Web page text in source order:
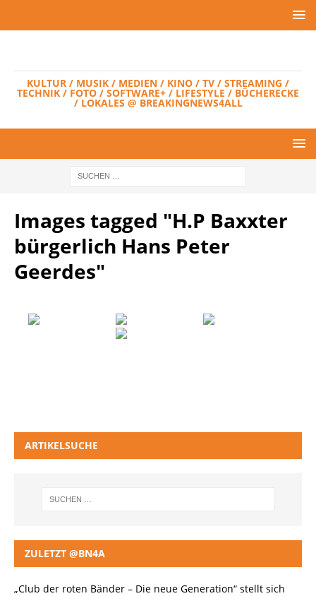
KULTUR / MUSIK / MEDIEN / KINO / TV / STREAMING /
TECHNIK / FOTO / SOFTWARE+ / LIFESTYLE / BÜCHERECKE
/ LOKALES @ BREAKINGNEWS4ALL
Images tagged "H.P Baxxter
bürgerlich Hans Peter
Geerdes"
ARTIKELSUCHE
ZULETZT @BN4A
„Club der roten Bänder – Die neue Generation“ stellt sich